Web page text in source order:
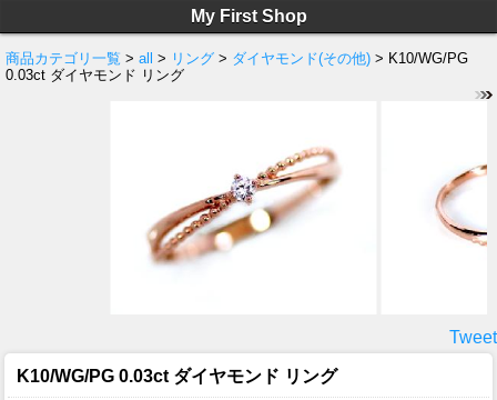
My First Shop
商品カテゴリ一覧 > all > リング > ダイヤモンド(その他) > K10/WG/PG
0.03ct ダイヤモンド リング
Tweet
K10/WG/PG 0.03ct ダイヤモンド リング